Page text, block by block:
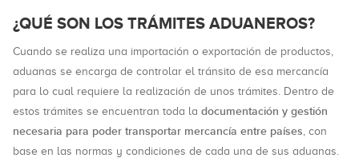
¿QUÉ SON LOS TRÁMITES ADUANEROS?
Cuando se realiza una importación o exportación de productos,
aduanas se encarga de controlar el tránsito de esa mercancía
para lo cual requiere la realización de unos trámites. Dentro de
estos trámites se encuentran toda la documentación y gestión
necesaria para poder transportar mercancía entre países, con
base en las normas y condiciones de cada una de sus aduanas.